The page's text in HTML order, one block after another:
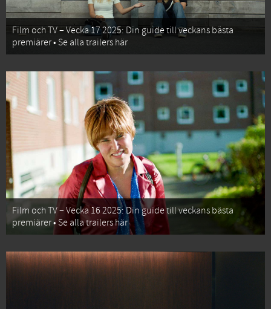
Film och TV – Vecka 17 2025: Din guide till veckans bästa
premiärer • Se alla trailers här
Film och TV – Vecka 16 2025: Din guide till veckans bästa
premiärer • Se alla trailers här